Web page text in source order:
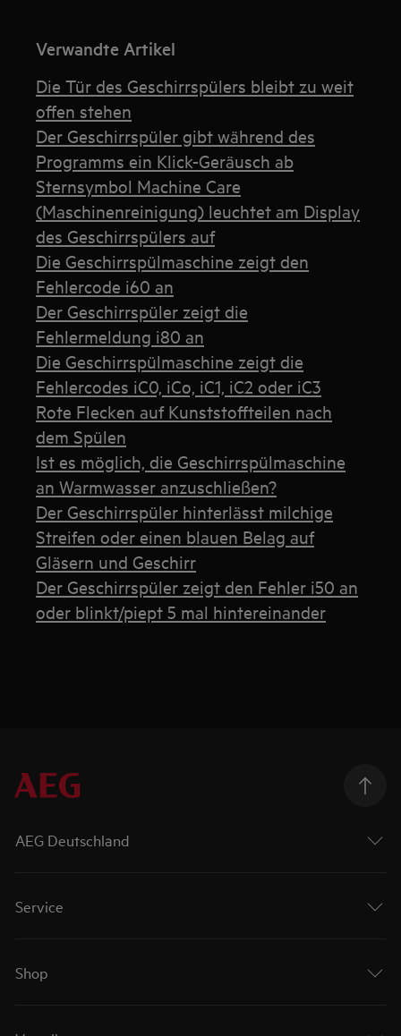
Verwandte Artikel
Die Tür des Geschirrspülers bleibt zu weit
offen stehen
Der Geschirrspüler gibt während des
Programms ein Klick-Geräusch ab
Sternsymbol Machine Care
(Maschinenreinigung) leuchtet am Display
des Geschirrspülers auf
Die Geschirrspülmaschine zeigt den
Fehlercode i60 an
Der Geschirrspüler zeigt die
Fehlermeldung i80 an
Die Geschirrspülmaschine zeigt die
Fehlercodes iC0, iCo, iC1, iC2 oder iC3
Rote Flecken auf Kunststoffteilen nach
dem Spülen
Ist es möglich, die Geschirrspülmaschine
an Warmwasser anzuschließen?
Der Geschirrspüler hinterlässt milchige
Streifen oder einen blauen Belag auf
Gläsern und Geschirr
Der Geschirrspüler zeigt den Fehler i50 an
oder blinkt/piept 5 mal hintereinander
AEG Deutschland
Service
Shop